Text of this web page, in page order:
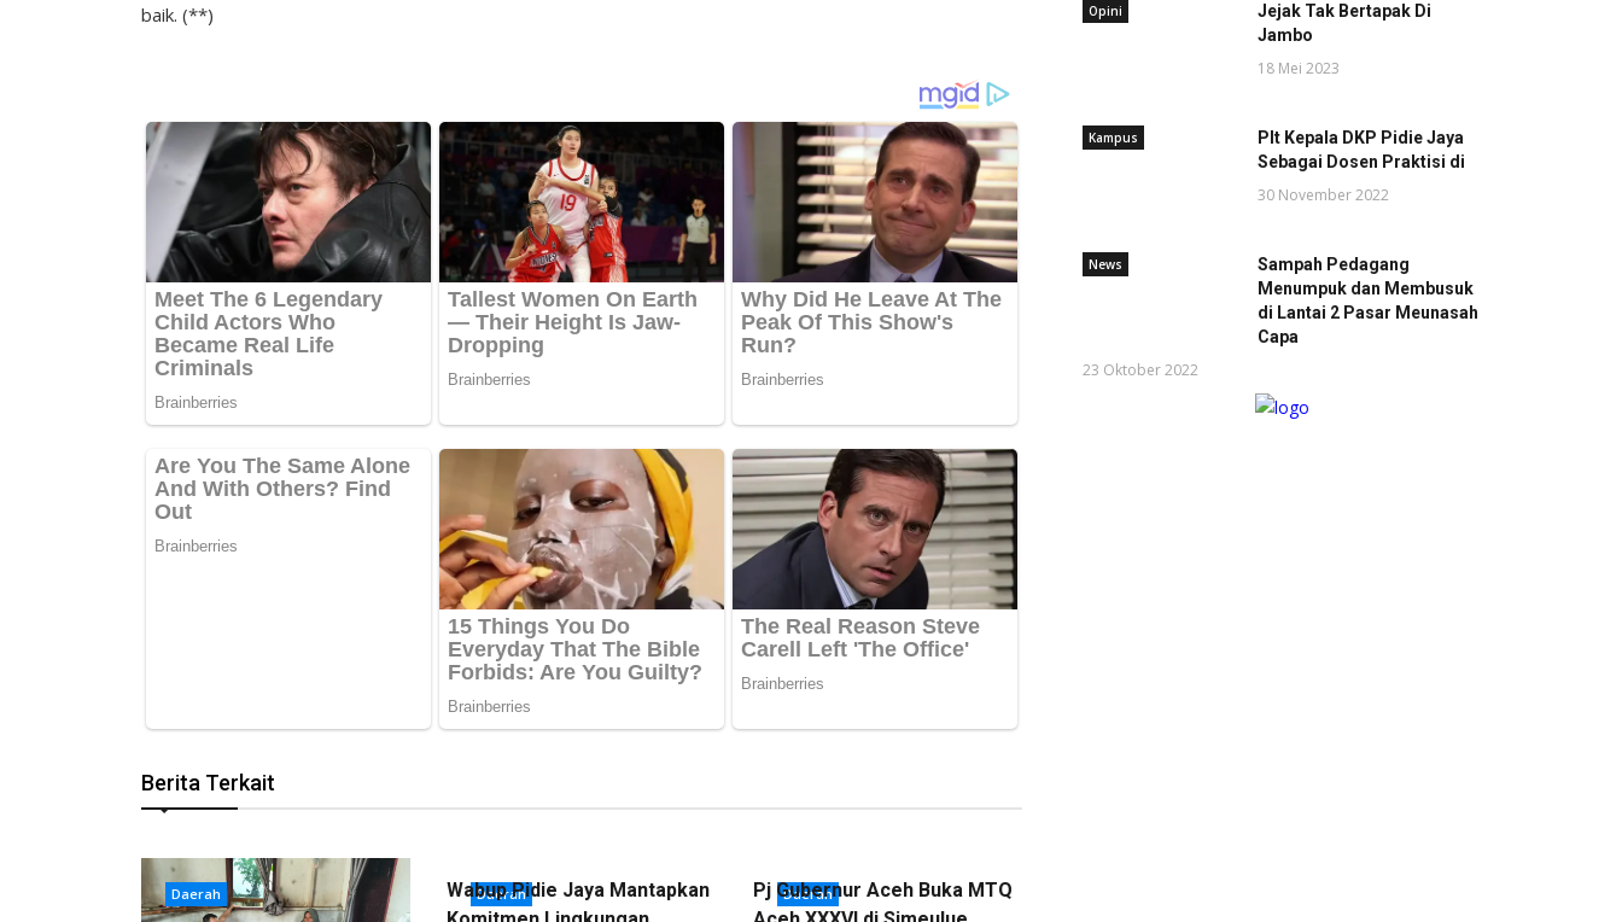
baik. (**)
Berita Terkait
Daerah Daerah
Wabup Pidie Jaya Mantapkan
Daerah
Pj Gubernur Aceh Buka MTQ
Opini
Jejak Tak Bertapak Di
Jambo
18 Mei 2023
Kampus
Plt Kepala DKP Pidie Jaya
Sebagai Dosen Praktisi di
30 November 2022
News
Sampah Pedagang
Menumpuk dan Membusuk
di Lantai 2 Pasar Meunasah
Capa
23 Oktober 2022